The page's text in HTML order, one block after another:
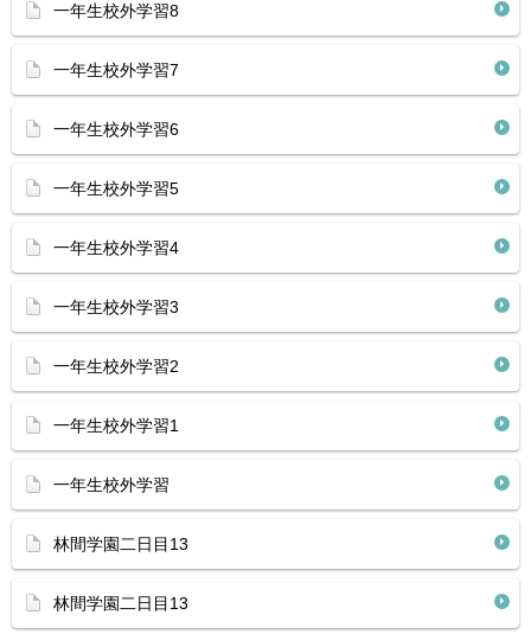
一年生校外学習8
一年生校外学習7
一年生校外学習6
一年生校外学習5
一年生校外学習4
一年生校外学習3
一年生校外学習2
一年生校外学習1
一年生校外学習
林間学園二日目13
林間学園二日目13